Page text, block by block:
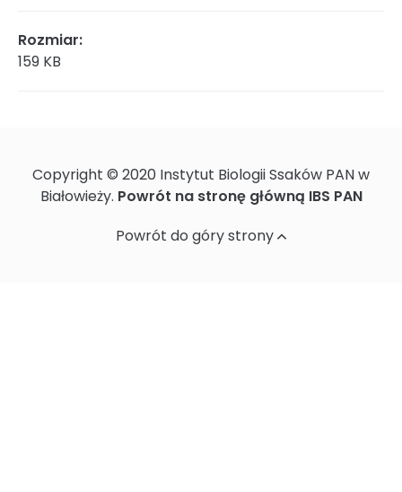
Zamówienia publiczne
Ochrona danych osobowych
Rozmiar:
159 KB
Copyright © 2020 Instytut Biologii Ssaków PAN w
Białowieży. Powrót na stronę główną IBS PAN
Powrót do góry strony